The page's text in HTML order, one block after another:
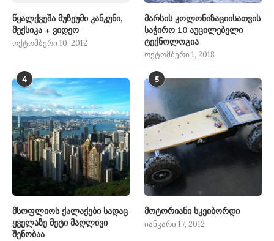
წყალქვეშა მუზეუმი კანკუნი,
მექსიკა + ვიდეო
ოქტომბერი 10, 2012
მარსის კოლონიზაციისათვის
საჭირო 10 აუცილებელი
ტექნოლოგია
ოქტომბერი 1, 2018
4
მსოფლიოს ქალაქები სადაც
ყველაზე მეტი მაღლივი
შენობაა
5
მოტორიანი სკეიბორდი
იანვარი 17, 2012